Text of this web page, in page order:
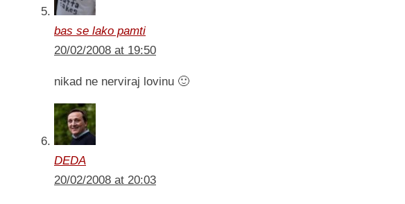
bas se lako pamti
20/02/2008 at 19:50
nikad ne nerviraj lovinu 🙂
DEDA
20/02/2008 at 20:03